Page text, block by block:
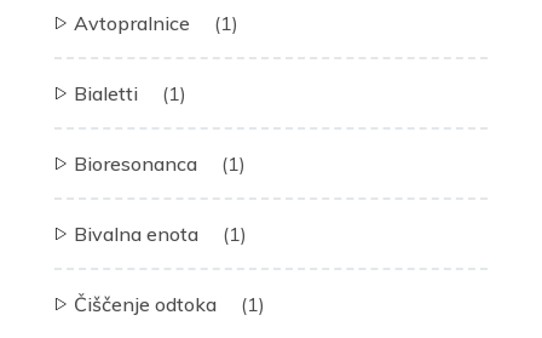
Avtopralnice (1)
Bialetti (1)
Bioresonanca (1)
Bivalna enota (1)
Čiščenje odtoka (1)